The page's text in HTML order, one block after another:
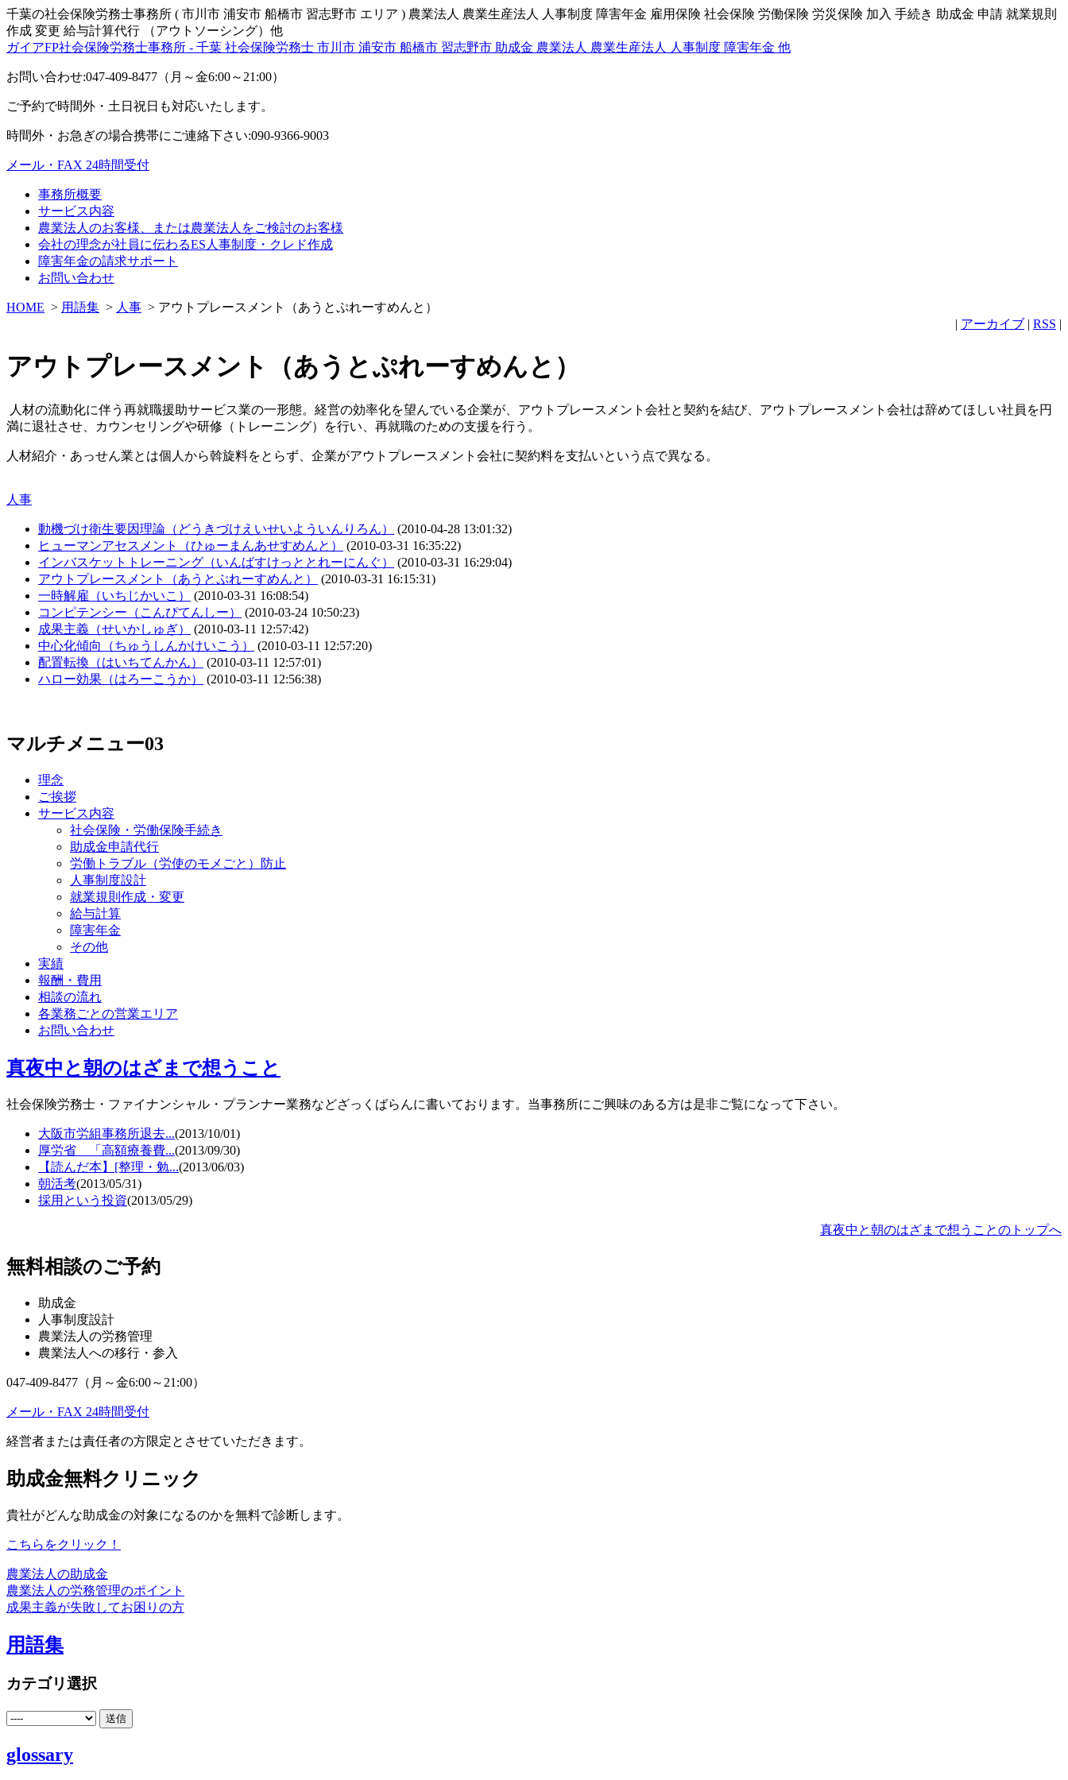
千葉の社会保険労務士事務所 ( 市川市 浦安市 船橋市 習志野市 エリア ) 農業法人 農業生産法人 人事制度 障害年金 雇用保険 社会保険 労働保険 労災保険 加入 手続き 助成金 申請 就業規則
作成 変更 給与計算代行 （アウトソーシング）他
ガイアFP社会保険労務士事務所 - 千葉 社会保険労務士 市川市 浦安市 船橋市 習志野市 助成金 農業法人 農業生産法人 人事制度 障害年金 他
お問い合わせ:047-409-8477（月～金6:00～21:00）
ご予約で時間外・土日祝日も対応いたします。
時間外・お急ぎの場合携帯にご連絡下さい:090-9366-9003
メール・FAX 24時間受付
事務所概要
サービス内容
農業法人のお客様、または農業法人をご検討のお客様
会社の理念が社員に伝わるES人事制度・クレド作成
障害年金の請求サポート
お問い合わせ
HOME > 用語集 > 人事 > アウトプレースメント（あうとぷれーすめんと）
| アーカイブ | RSS |
アウトプレースメント（あうとぷれーすめんと）
人 材の流動化に伴う再就職援助サービス業の一形態。経営の効率化を望んでいる企業が、アウトプレースメント会社と契約を結び、アウトプレースメント会社は辞めてほしい社員を円
満に退社させ、カウンセリングや研修（トレーニング）を行い、再就職のための支援を行う。
人材紹介・あっせん業とは個人から斡旋料をとらず、企業がアウトプレースメント会社に契約料を支払いという点で異なる。
人事
動機づけ衛生要因理論（どうきづけえいせいよういんりろん）
(2010-04-28 13:01:32)
ヒューマンアセスメント（ひゅーまんあせすめんと）
(2010-03-31 16:35:22)
インバスケットトレーニング（いんばすけっととれーにんぐ）
(2010-03-31 16:29:04)
アウトプレースメント（あうとぷれーすめんと）
(2010-03-31 16:15:31)
一時解雇（いちじかいこ）
(2010-03-31 16:08:54)
コンピテンシー（こんぴてんしー）
(2010-03-24 10:50:23)
成果主義（せいかしゅぎ）
(2010-03-11 12:57:42)
中心化傾向（ちゅうしんかけいこう）
(2010-03-11 12:57:20)
配置転換（はいちてんかん）
(2010-03-11 12:57:01)
ハロー効果（はろーこうか）
(2010-03-11 12:56:38)
マルチメニュー03
理念
ご挨拶
サービス内容
社会保険・労働保険手続き
助成金申請代行
労働トラブル（労使のモメごと）防止
人事制度設計
就業規則作成・変更
給与計算
障害年金
その他
実績
報酬・費用
相談の流れ
各業務ごとの営業エリア
お問い合わせ
真夜中と朝のはざまで想うこと
社会保険労務士・ファイナンシャル・プランナー業務などざっくばらんに書いております。当事務所にご興味のある方は是非ご覧になって下さい。
大阪市労組事務所退去...(2013/10/01)
厚労省 「高額療養費...(2013/09/30)
【読んだ本】[整理・勉...(2013/06/03)
朝活考(2013/05/31)
採用という投資(2013/05/29)
真夜中と朝のはざまで想うことのトップへ
無料相談のご予約
助成金
人事制度設計
農業法人の労務管理
農業法人への移行・参入
047-409-8477（月～金6:00～21:00）
メール・FAX 24時間受付
経営者または責任者の方限定とさせていただきます。
助成金無料クリニック
貴社がどんな助成金の対象になるのかを無料で診断します。
こちらをクリック！
農業法人の助成金
農業法人の労務管理のポイント
成果主義が失敗してお困りの方
用語集
カテゴリ選択
glossary